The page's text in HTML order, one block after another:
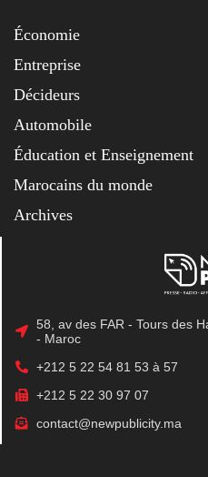
Économie
Entreprise
Décideurs
Automobile
Éducation et Enseignement
Marocains du monde
Archives
58, av des FAR - Tours des
- Maroc
+212 5 22 54 81 53 à 57
+212 5 22 30 97 07
contact@newpublicity.ma